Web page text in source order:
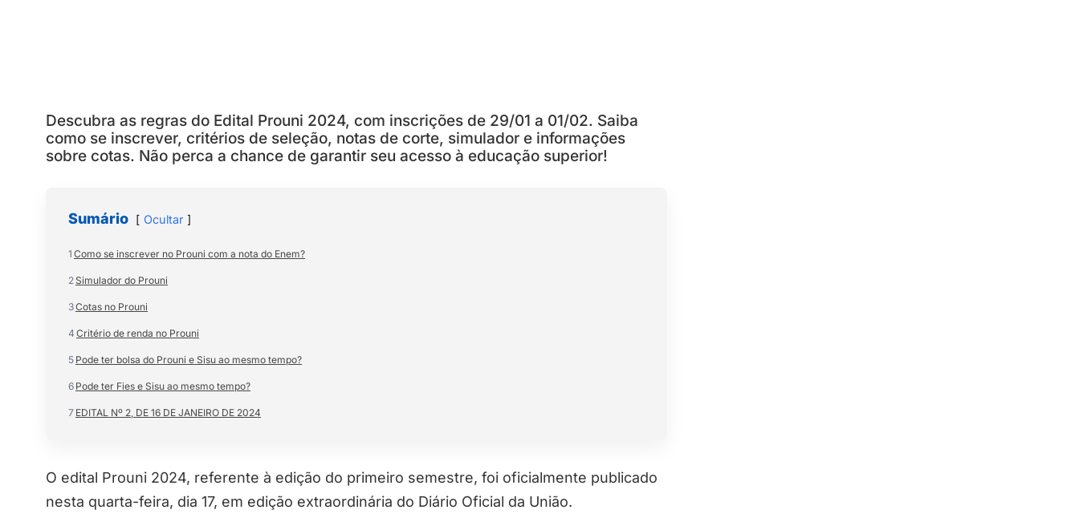
Descubra as regras do Edital Prouni 2024, com inscrições de 29/01 a 01/02. Saiba
como se inscrever, critérios de seleção, notas de corte, simulador e informações
sobre cotas. Não perca a chance de garantir seu acesso à educação superior!
Sumário Ocultar
1 Como se inscrever no Prouni com a nota do Enem?
2 Simulador do Prouni
3Cotas no Prouni
4 Critério de renda no Prouni
5 Pode ter bolsa do Prouni e Sisu ao mesmo tempo?
6 Pode ter Fies e Sisu ao mesmo tempo?
7 EDITAL Nº 2, DE 16 DE JANEIRO DE 2024
O edital Prouni 2024, referente à edição do primeiro semestre, foi oficialmente publicado
nesta quarta-feira, dia 17, em edição extraordinária do Diário Oficial da União.